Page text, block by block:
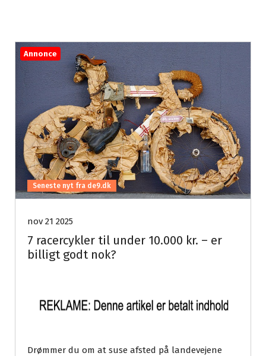
Annonce
Seneste nyt fra de9.dk
nov 21 2025
7 racercykler til under 10.000 kr. – er
billigt godt nok?
Drømmer du om at suse afsted på landevejene